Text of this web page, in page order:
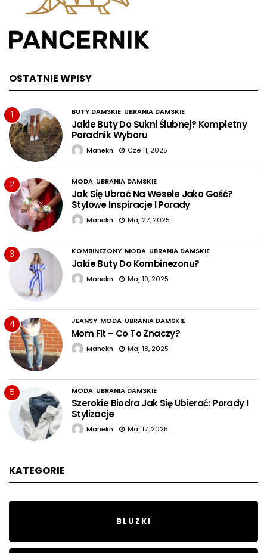
OSTATNIE WPISY
1 BUTY DAMSKIE UBRANIA DAMSKIE
Jakie Buty Do Sukni Ślubnej? Kompletny
Poradnik Wyboru
Manekn Cze 11, 2025
2 MODA UBRANIA DAMSKIE
Jak Się Ubrać Na Wesele Jako Gość?
Stylowe Inspiracje I Porady
Manekn Maj 27, 2025
3 KOMBINEZONY MODA UBRANIA DAMSKIE
Jakie Buty Do Kombinezonu?
Manekn Maj 19, 2025
4 JEANSY MODA UBRANIA DAMSKIE
Mom Fit – Co To Znaczy?
Manekn Maj 18, 2025
5 MODA UBRANIA DAMSKIE
Szerokie Biodra Jak Się Ubierać: Porady I
Stylizacje
Manekn Maj 17, 2025
KATEGORIE
BLUZKI